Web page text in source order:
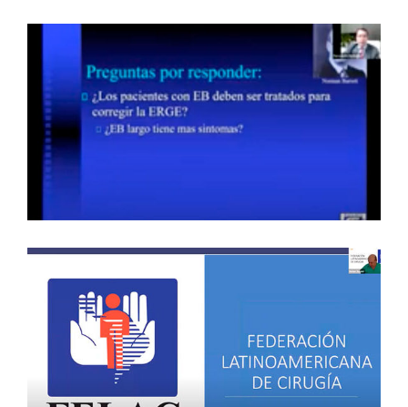
SEMINARIO WEB: “ESÓFAGO DE
BARRETT LARGO” (EFECTUADO EL 16
WEBINAR: CIRUGÍA DE URGENCIA EN
TIEMPOS DE PANDEMIA (EFECTUADO
EL 10 DE ABRIL DE 2021)